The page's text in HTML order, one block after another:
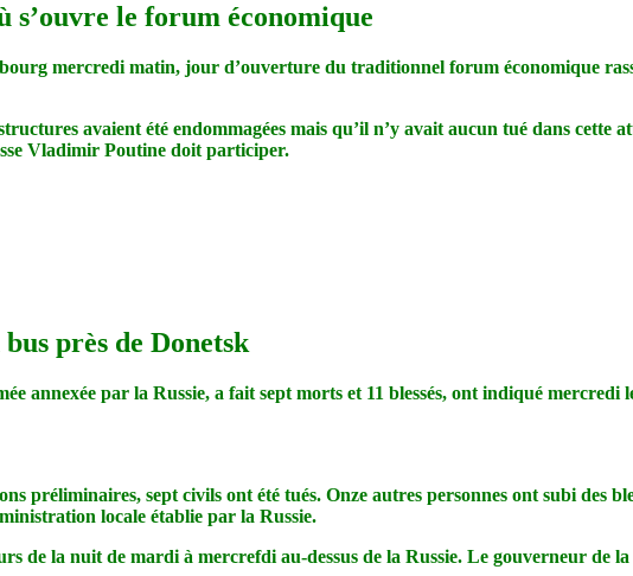
s’ouvre le forum économique
mercredi matin, jour d’ouverture du traditionnel forum économique
avaient été endommagées mais qu’il n’y avait aucun tué dans cette
Vladimir Poutine doit participer.
près de Donetsk
par la Russie, a fait sept morts et 11 blessés, ont indiqué mercredi
préliminaires, sept civils ont été tués. Onze autres personnes ont subi des
locale établie par la Russie.
de la nuit de mardi à mercrefdi au-dessus de la Russie. Le gouverneur de